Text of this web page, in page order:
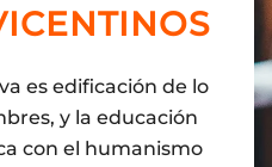
es edificación de lo
y la educación
con el humanismo